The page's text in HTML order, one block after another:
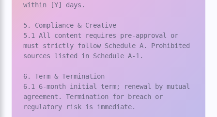
within [Y] days.
5. Compliance & Creative
5.1 All content requires pre-approval or
must strictly follow Schedule A. Prohibited
sources listed in Schedule A-1.
6. Term & Termination
6.1 6-month initial term; renewal by mutual
agreement. Termination for breach or
regulatory risk is immediate.